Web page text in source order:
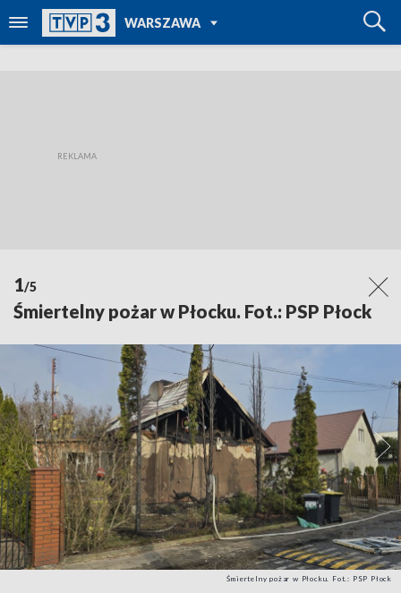
WARSZAWA
TVP REGIONY
1/5
Śmiertelny pożar w Płocku. Fot.: PSP Płock
Śmiertelny pożar w Płocku. Fot.: PSP Płock